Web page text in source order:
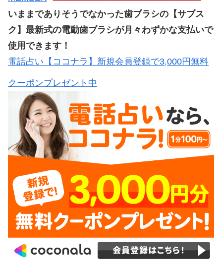
いままでありそうでなかった歯ブラシの【サブス
ク】最新式の電動歯ブラシが月々わずかな支払いで
使用できます！
電話占い【ココナラ】新規会員登録で3,000円無料
クーポンプレゼント中